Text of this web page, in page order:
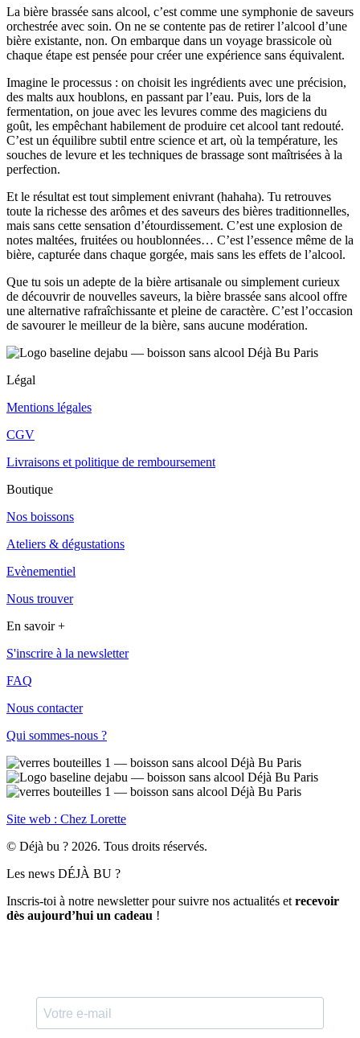
La bière brassée sans alcool, c’est comme une symphonie de saveurs
orchestrée avec soin. On ne se contente pas de retirer l’alcool d’une
bière existante, non. On embarque dans un voyage brassicole où
chaque étape est pensée pour créer une expérience sans équivalent.
Imagine le processus : on choisit les ingrédients avec une précision,
des malts aux houblons, en passant par l’eau. Puis, lors de la
fermentation, on joue avec les levures comme des magiciens du
goût, les empêchant habilement de produire cet alcool tant redouté.
C’est un équilibre subtil entre science et art, où la température, les
souches de levure et les techniques de brassage sont maîtrisées à la
perfection.
Et le résultat est tout simplement enivrant (hahaha). Tu retrouves
toute la richesse des arômes et des saveurs des bières traditionnelles,
mais sans cette sensation d’étourdissement. C’est une explosion de
notes maltées, fruitées ou houblonnées… C’est l’essence même de la
bière, capturée dans chaque gorgée, mais sans les effets de l’alcool.
Que tu sois un adepte de la bière artisanale ou simplement curieux
de découvrir de nouvelles saveurs, la bière brassée sans alcool offre
une alternative rafraîchissante et pleine de caractère. C’est l’occasion
de savourer le meilleur de la bière, sans aucune modération.
Légal
Mentions légales
CGV
Livraisons et politique de remboursement
Boutique
Nos boissons
Ateliers & dégustations
Evènementiel
Nous trouver
En savoir +
S'inscrire à la newsletter
FAQ
Nous contacter
Qui sommes-nous ?
Site web : Chez Lorette
© Déjà bu ? 2026. Tous droits réservés.
Les news DÉJÀ BU ?
Inscris-toi à notre newsletter pour suivre nos actualités etrecevoir
dès aujourd’hui un cadeau !